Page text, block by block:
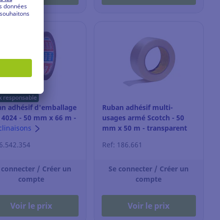
responsable
adhésif d'emballage
4024 - 50 mm x 66 m -
- lot de 6
connecter / Créer un
compte
Voir le prix
Ruban adhésif multi-
usages armé Scotch - 50
mm x 50 m - transparent
Ref: 186.661
Se connecter / Créer un
compte
Voir le prix